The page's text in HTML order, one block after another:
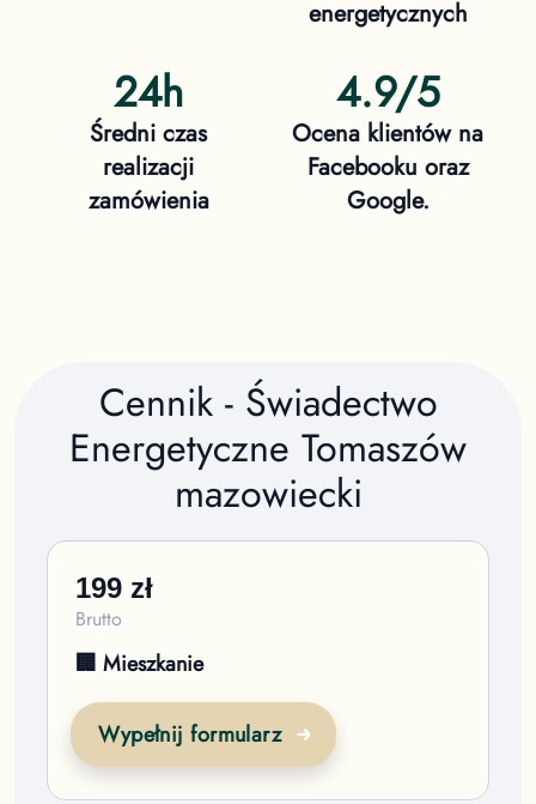
energetycznych
24h
Średni czas
realizacji
zamówienia
4.9/5
Ocena klientów na
Facebooku oraz
Google.
Cennik - Świadectwo
Energetyczne Tomaszów
mazowiecki
199 zł
Brutto
🏢 Mieszkanie
Wypełnij formularz